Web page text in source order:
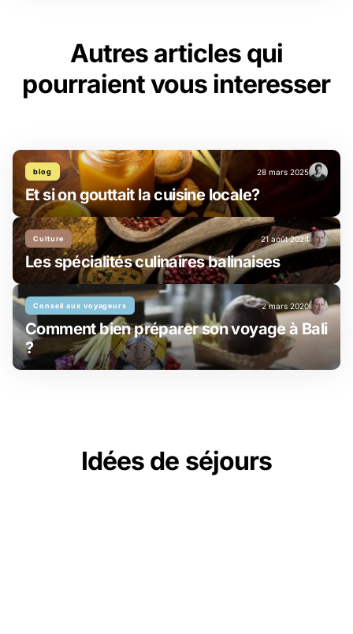
Autres articles qui
pourraient vous interesser
blog
Et si on gouttait la cuisine locale?
28 mars 2025
Culture
Les spécialités culinaires balinaises
21 août 2024
Conseil aux voyageurs
Comment bien préparer son voyage à Bali
?
2 mars 2020
Idées de séjours